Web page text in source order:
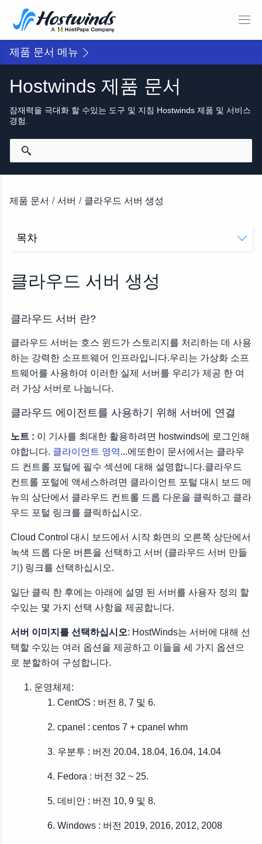
제품 문서 메뉴
Hostwinds 제품 문서
잠재력을 극대화 할 수있는 도구 및 지침 Hostwinds 제품 및 서비스
경험.
제품 문서 / 서버 / 클라우드 서버 생성
목차
클라우드 에이전트를 사용하기 위해 서버에 연결
데이터 센터 위치를 선택하십시오:
클라우드 서버 생성
클라우드 서버 란?
클라우드 서버는 호스 윈드가 스토리지를 처리하는 데 사용
하는 강력한 소프트웨어 인프라입니다.우리는 가상화 소프
트웨어를 사용하여 이러한 실제 서버를 우리가 제공 한 여
러 가상 서버로 나눕니다.
클라우드 에이전트를 사용하기 위해 서버에 연결
노트 : 이 기사를 최대한 활용하려면 hostwinds에 로그인해
야합니다. 클라이언트 영역...에또한이 문서에서는 클라우
드 컨트롤 포털에 필수 섹션에 대해 설명합니다.클라우드
컨트롤 포털에 액세스하려면 클라이언트 포털 대시 보드 메
뉴의 상단에서 클라우드 컨트롤 드롭 다운을 클릭하고 클라
우드 포털 링크를 클릭하십시오.
Cloud Control 대시 보드에서 시작 화면의 오른쪽 상단에서
녹색 드롭 다운 버튼을 선택하고 서버 (클라우드 서버 만들
기) 링크를 선택하십시오.
일단 클릭 한 후에는 아래에 설명 된 서버를 사용자 정의 할
수있는 몇 가지 선택 사항을 제공합니다.
서버 이미지를 선택하십시오: HostWinds는 서버에 대해 선
택할 수있는 여러 옵션을 제공하고 이들을 세 가지 옵션으
로 분할하여 구성합니다.
운영체제:
CentOS : 버전 8, 7 및 6.
cpanel : centos 7 + cpanel whm
우분투 : 버전 20.04, 18.04, 16.04, 14.04
Fedora : 버전 32 ~ 25.
데비안 : 버전 10, 9 및 8.
Windows : 버전 2019, 2016, 2012, 2008